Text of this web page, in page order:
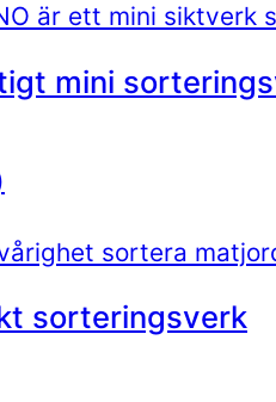
mini
sorteringsverk